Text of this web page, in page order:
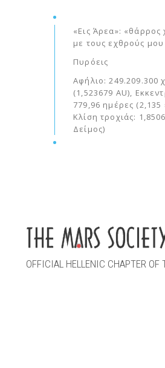
«Εις Άρεα»:
με τους εχθρούς μου
Πυρόεις
Αφήλιο: 249.209.300
(1,523679 AU),
779,96 ημέρες
Κλίση τροχιάς:
Δείμος)
OFFICIAL HELLENIC CHAPTER OF